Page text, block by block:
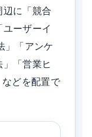
に「競合
ーザーイ
」「アンケ
「営業ヒ
どを配置で